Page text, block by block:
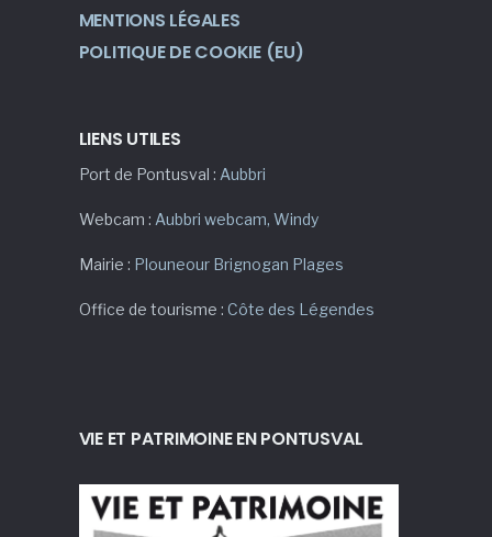
MENTIONS LÉGALES
POLITIQUE DE COOKIE (EU)
LIENS UTILES
Port de Pontusval : Aubbri
Webcam : Aubbri webcam, Windy
Mairie : Plouneour Brignogan Plages
Office de tourisme : Côte des Légendes
VIE ET PATRIMOINE EN PONTUSVAL